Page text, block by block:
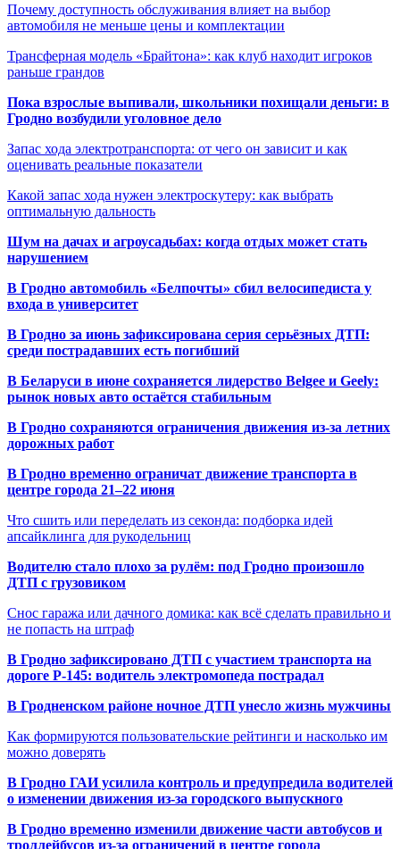
Почему доступность обслуживания влияет на выбор
автомобиля не меньше цены и комплектации
Трансферная модель «Брайтона»: как клуб находит игроков
раньше грандов
Пока взрослые выпивали, школьники похищали деньги: в
Гродно возбудили уголовное дело
Запас хода электротранспорта: от чего он зависит и как
оценивать реальные показатели
Какой запас хода нужен электроскутеру: как выбрать
оптимальную дальность
Шум на дачах и агроусадьбах: когда отдых может стать
нарушением
В Гродно автомобиль «Белпочты» сбил велосипедиста у
входа в университет
В Гродно за июнь зафиксирована серия серьёзных ДТП:
среди пострадавших есть погибший
В Беларуси в июне сохраняется лидерство Belgee и Geely:
рынок новых авто остаётся стабильным
В Гродно сохраняются ограничения движения из-за летних
дорожных работ
В Гродно временно ограничат движение транспорта в
центре города 21–22 июня
Что сшить или переделать из секонда: подборка идей
апсайклинга для рукодельниц
Водителю стало плохо за рулём: под Гродно произошло
ДТП с грузовиком
Снос гаража или дачного домика: как всё сделать правильно и
не попасть на штраф
В Гродно зафиксировано ДТП с участием транспорта на
дороге Р-145: водитель электромопеда пострадал
В Гродненском районе ночное ДТП унесло жизнь мужчины
Как формируются пользовательские рейтинги и насколько им
можно доверять
В Гродно ГАИ усилила контроль и предупредила водителей
о изменении движения из-за городского выпускного
В Гродно временно изменили движение части автобусов и
троллейбусов из-за ограничений в центре города